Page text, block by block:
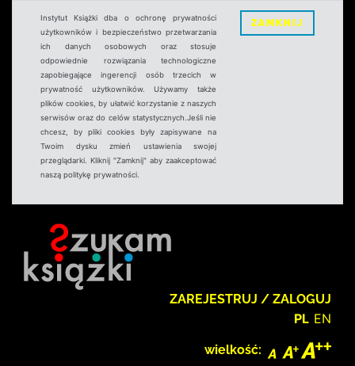
Instytut Książki dba o ochronę prywatności
użytkowników i bezpieczeństwo przetwarzania
ich danych osobowych oraz stosuje
odpowiednie rozwiązania technologiczne
zapobiegające ingerencji osób trzecich w
prywatność użytkowników. Używamy także
plików cookies, by ułatwić korzystanie z naszych
serwisów oraz do celów statystycznych.Jeśli nie
chcesz, by pliki cookies były zapisywane na
Twoim dysku zmień ustawienia swojej
przeglądarki. Kliknij "Zamknij" aby zaakceptować
naszą politykę prywatności.
ZAMKNIJ
ZAREJESTRUJ / ZALOGUJ
PL EN
wielkość: